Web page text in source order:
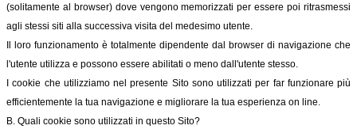
(solitamente al browser) dove vengono memorizzati per essere poi ritrasmessi
agli stessi siti alla successiva visita del medesimo utente.
Il loro funzionamento è totalmente dipendente dal browser di navigazione che
l'utente utilizza e possono essere abilitati o meno dall'utente stesso.
I cookie che utilizziamo nel presente Sito sono utilizzati per far funzionare più
efficientemente la tua navigazione e migliorare la tua esperienza on line.
B. Quali cookie sono utilizzati in questo Sito?